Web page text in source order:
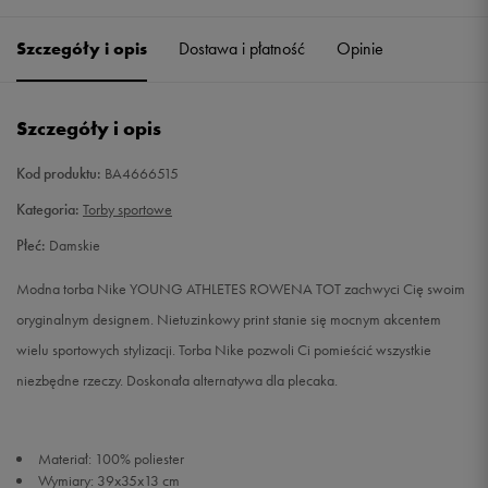
Szczegóły i opis Dostawa i płatność Opinie
Szczegóły i opis
Kod produktu: BA4666515
Kategoria: Torby sportowe
Płeć: Damskie
Modna torba Nike YOUNG ATHLETES ROWENA TOT zachwyci Cię swoim
oryginalnym designem. Nietuzinkowy print stanie się mocnym akcentem
wielu sportowych stylizacji. Torba Nike pozwoli Ci pomieścić wszystkie
niezbędne rzeczy. Doskonała alternatywa dla plecaka.
Materiał: 100% poliester
Wymiary: 39x35x13 cm